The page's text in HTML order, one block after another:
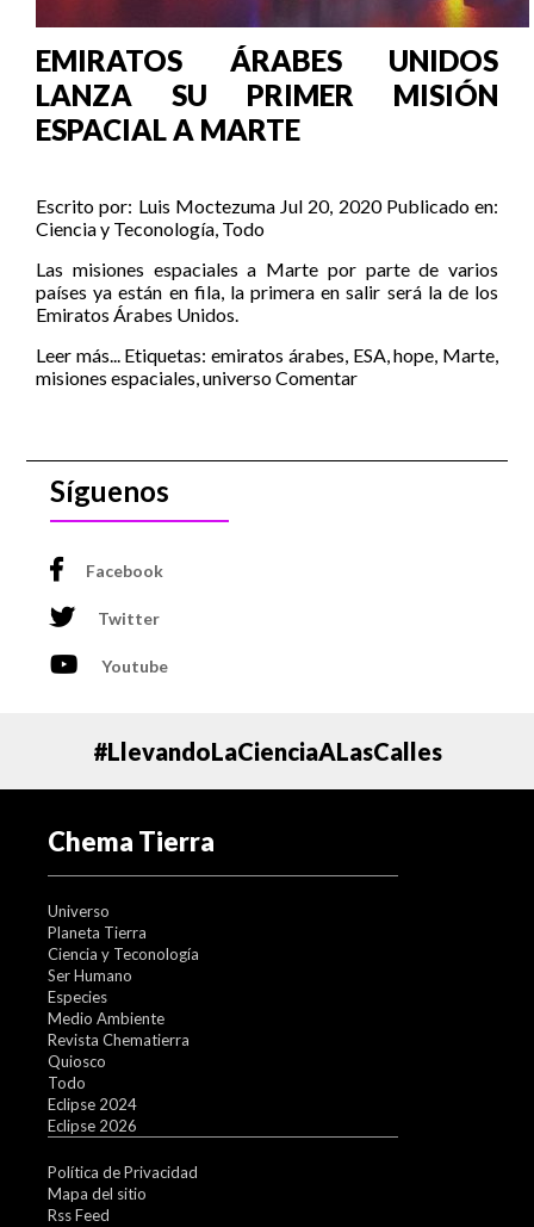
EMIRATOS ÁRABES UNIDOS
LANZA SU PRIMER MISIÓN
ESPACIAL A MARTE
Escrito por: Luis Moctezuma Jul 20, 2020 Publicado en:
Ciencia y Teconología, Todo
Las misiones espaciales a Marte por parte de varios
países ya están en fila, la primera en salir será la de los
Emiratos Árabes Unidos.
Leer más... Etiquetas:emiratos árabes, ESA,hope, Marte,
misiones espaciales,universoComentar
Síguenos
Facebook
Twitter
Youtube
#LlevandoLaCienciaALasCalles
Chema Tierra
Universo
Planeta Tierra
Ciencia y Teconología
Ser Humano
Especies
Medio Ambiente
Revista Chematierra
Quiosco
Todo
Eclipse 2024
Eclipse 2026
Política de Privacidad
Mapa del sitio
Rss Feed